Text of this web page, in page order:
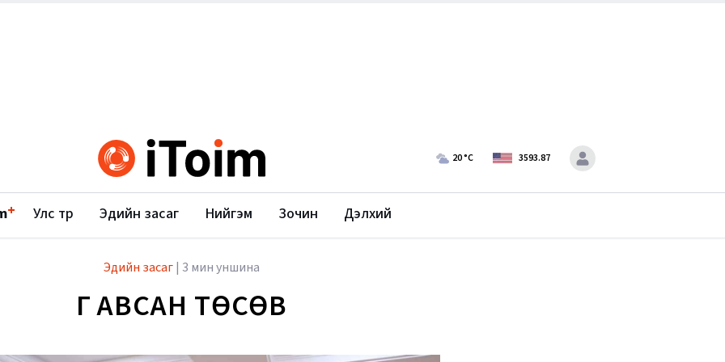
20°C 3593.87
+ Улс төр Эдийн засаг Нийгэм Зочин Дэлхий
Эдийн засаг | 3 мин уншина
ҮГ АВСАН ТӨСӨВ